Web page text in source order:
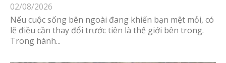
02/08/2026
Nếu cuộc sống bên ngoài đang khiến bạn mệt mỏi, có
lẽ điều cần thay đổi trước tiên là thế giới bên trong.
Trong hành...